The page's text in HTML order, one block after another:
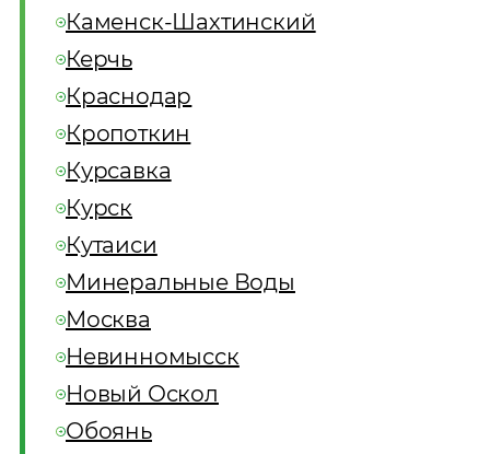
Каменск-Шахтинский
Керчь
Краснодар
Кропоткин
Курсавка
Курск
Кутаиси
Минеральные Воды
Москва
Невинномысск
Новый Оскол
Обоянь